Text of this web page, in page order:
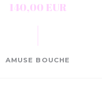
140,00 EUR
AMUSE BOUCHE